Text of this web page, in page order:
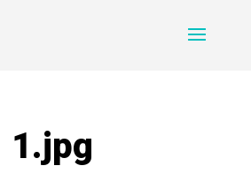
1.jpg